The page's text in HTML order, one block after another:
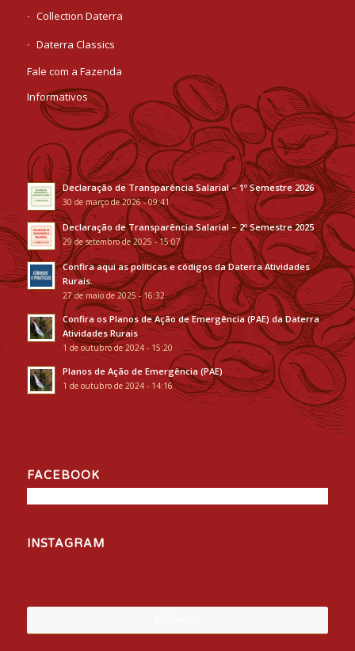
Collection Daterra
Daterra Classics
Fale com a Fazenda
Informativos
Declaração de Transparência Salarial – 1º Semestre 2026
30 de março de 2026 - 09:41
Declaração de Transparência Salarial – 2º Semestre 2025
29 de setembro de 2025 - 15:07
Confira aqui as políticas e códigos da Daterra Atividades
Rurais.
27 de maio de 2025 - 16:32
Confira os Planos de Ação de Emergência (PAE) da Daterra
Atividades Rurais
1 de outubro de 2024 - 15:20
Planos de Ação de Emergência (PAE)
1 de outubro de 2024 - 14:16
FACEBOOK
INSTAGRAM